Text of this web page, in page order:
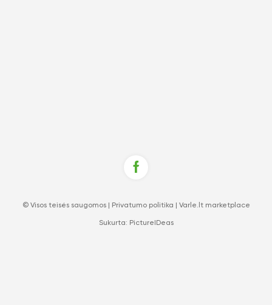
© Visos teisės saugomos | Privatumo politika Varle.lt marketplace
Sukurta: PictureIDeas